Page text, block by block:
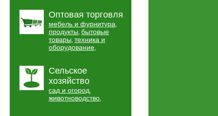
Оптовая торговля
мебель и фурнитура,
продукты, бытовые
товары, техника и
оборудование,
Сельское
хозяйство
сад и огород,
животноводство,